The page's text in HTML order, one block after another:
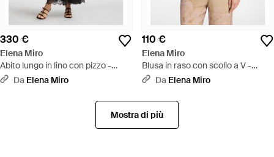
330 €
Elena Miro
Abito lungo in lino con pizzo -
NeroDa Elena Miro
110 €
Elena Miro
Blusa in raso con scollo a V -
Neutro
Da Elena Miro
Mostra di più